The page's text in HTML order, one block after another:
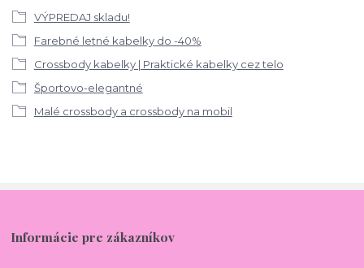
VÝPREDAJ skladu!
Farebné letné kabelky do -40%
Crossbody kabelky | Praktické kabelky cez telo
Športovo-elegantné
Malé crossbody a crossbody na mobil
Informácie pre zákazníkov